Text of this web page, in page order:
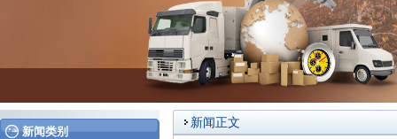
新闻类别
新闻正文